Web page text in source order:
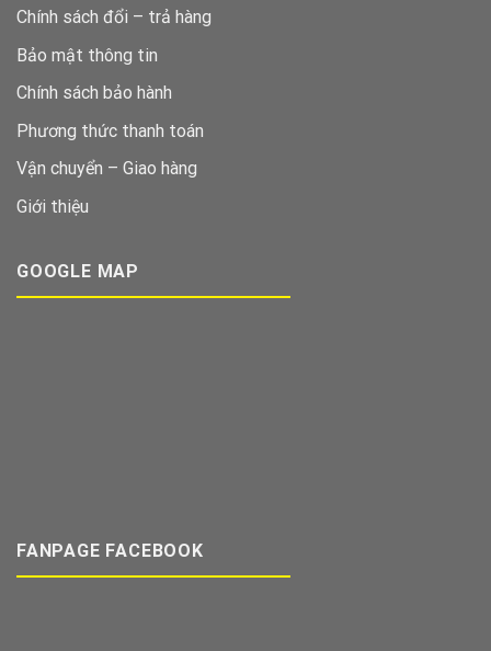
Chính sách đổi – trả hàng
Bảo mật thông tin
Chính sách bảo hành
Phương thức thanh toán
Vận chuyển – Giao hàng
Giới thiệu
GOOGLE MAP
FANPAGE FACEBOOK